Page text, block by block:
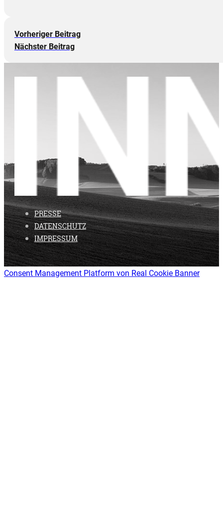
Vorheriger Beitrag
Nächster Beitrag
PRESSE
DATENSCHUTZ
IMPRESSUM
Consent Management Platform von Real Cookie Banner